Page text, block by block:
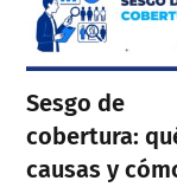
Sesgo de
cobertura:
causas y